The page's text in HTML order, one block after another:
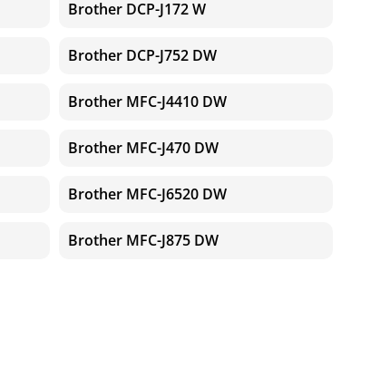
Brother DCP-J172 W
Brother DCP-J752 DW
Brother MFC-J4410 DW
Brother MFC-J470 DW
Brother MFC-J6520 DW
Brother MFC-J875 DW